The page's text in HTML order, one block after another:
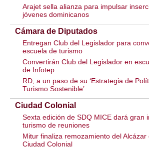
Arajet sella alianza para impulsar
jóvenes dominicanos
Cámara de Diputados
Entregan Club del Legislador para
escuela de turismo
Convertirán Club del Legislador en
de Infotep
RD, a un paso de su ‘Estrategia de
Turismo Sostenible’
Ciudad Colonial
Sexta edición de SDQ MICE dará gran
turismo de reuniones
Mitur finaliza remozamiento del Alcázar
Ciudad Colonial